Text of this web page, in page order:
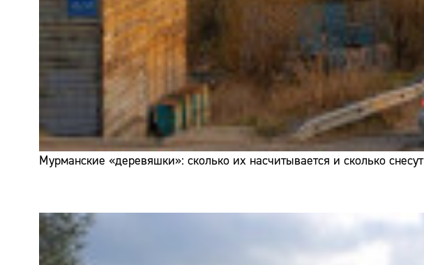
Мурманские «деревяшки»: сколько их насчитывается и сколько снесут